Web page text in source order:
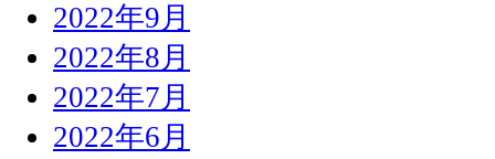
2022年9月
2022年8月
2022年7月
2022年6月